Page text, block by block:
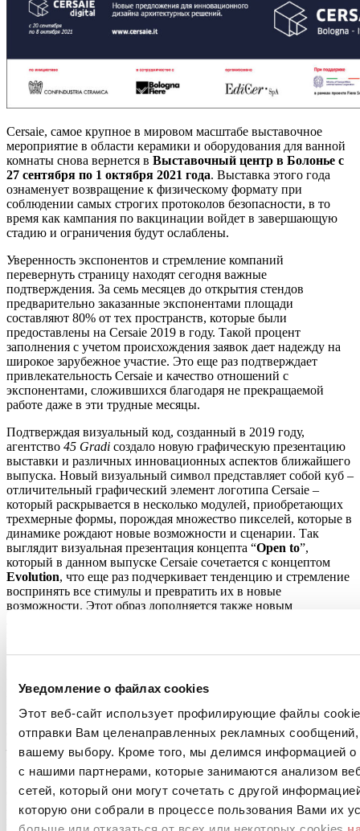
Уведомление о файлах cookies
Этот веб-сайт использует профилирующие файлы
отправки Вам целенаправленных рекламных
вашему выбору. Кроме того, мы делимся информацией
с нашими партнерами, которые занимаются анализом
сетей, который они могут сочетать с другой
которую они собрали в процессе пользования Вами их
Cersaie, самое крупное в мировом масштабе выставочное
мероприятие в области керамики и оборудования для ванной
комнаты снова вернется в Выставочный центр в Болонье с
27 сентября по 1 октября 2021 года. Выставка этого года
ознаменует возвращение к физическому формату при
соблюдении самых строгих протоколов безопасности, в то
время как кампания по вакцинации войдет в завершающую
стадию и ограничения будут ослаблены.
Уверенность экспонентов и стремление компаний
перевернуть страницу находят сегодня важные
подтверждения. За семь месяцев до открытия стендов
предварительно заказанные экспонентами площади
составляют 80% от тех пространств, которые были
предоставлены на Cersaie 2019 в году. Такой процент
заполнения с учетом происхождения заявок дает надежду на
широкое зарубежное участие. Это еще раз подтверждает
привлекательность Cersaie и качество отношений с
экспонентами, сложившихся благодаря не прекращаемой
работе даже в эти трудные месяцы.
Подтверждая визуальный код, созданный в 2019 году,
агентство 45 Gradi создало новую графическую презентацию
выставки и различных инновационных аспектов ближайшего
выпуска. Новый визуальный символ представляет собой куб –
отличительный графический элемент логотипа Cersaie –
который раскрывается в несколько модулей, приобретающих
трехмерные формы, порождая множество пикселей, которые в
динамике рождают новые возможности и сценарии. Так
выглядит визуальная презентация концепта “Open to”,
который в данном выпуске Cersaie сочетается с концептом
Evolution, что еще раз подчеркивает тенденцию и стремление
воспринять все стимулы и превратить их в новые
возможности. Этот образ дополняется также новым
прошлым.
Абсолютной новостью этого 38-го выпуска является формат
Cersaie Digital, который будет вонлайн в течение трех недель
– с 20 сентября по 8 октября.Тот же состав экспонентов, что
и на физической выставке, станет главным участником
мероприятия в сети – что не имеет своей целью заменить
физическую выставку, а лишь усилить ее – используя весь
потенциал информационной технологии, дематериализации
информации и событий в глобальном масштабе с точки